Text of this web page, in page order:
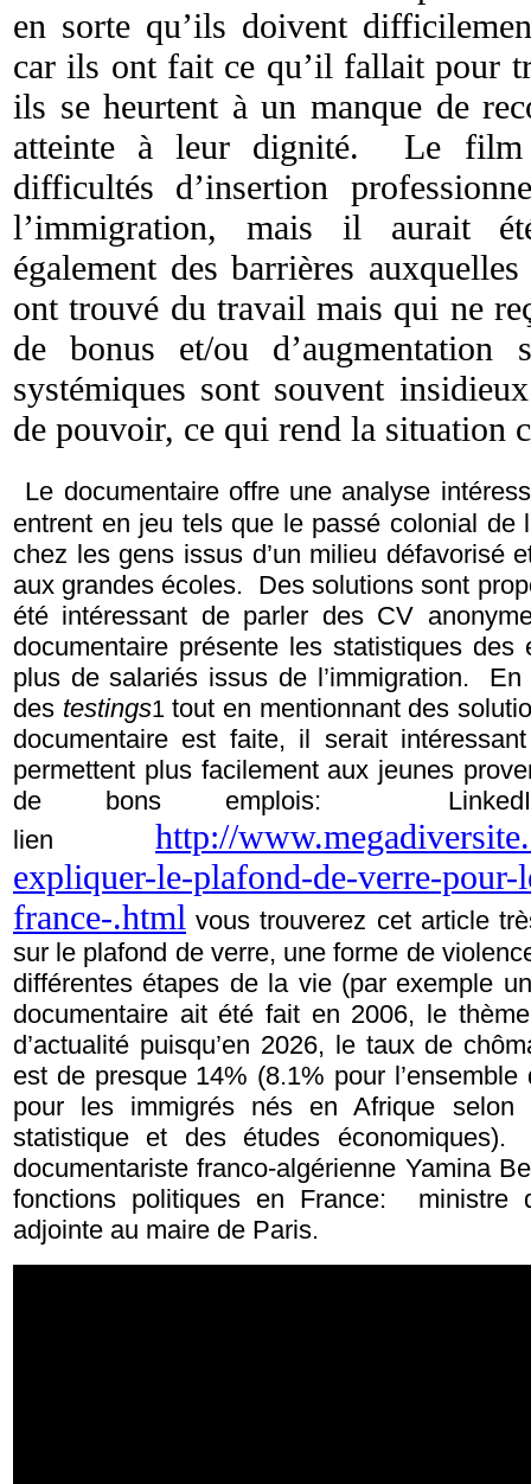
en sorte qu’ils doivent
car ils ont fait ce qu’il fallait pour
ils se heurtent à un manque de
atteinte à leur dignité. Le film
difficultés d’insertion
l’immigration, mais il aurait
également des barrières
ont trouvé du travail mais qui ne
de bonus et/ou
systémiques sont souvent
de pouvoir, ce qui rend la situation
Le documentaire offre une analyse
entrent en jeu tels que le passé colonial de
chez les gens issus d’un milieu défavorisé
aux grandes écoles. Des solutions sont
été intéressant de parler des CV
documentaire présente les statistiques
plus de salariés issus de l’immigration.
des testings1tout en mentionnant des
documentaire est faite, il serait
permettent plus facilement aux jeunes
de bons emplois:
lien http://
expliquer-le-plafond-de-verre-pour-
france-.html vous trouverez cet article
sur le plafond de verre, une forme de
différentes étapes de la vie (par exemple
documentaire ait été fait en 2006, le
d’actualité puisqu’en 2026, le taux de
est de presque 14% (8.1% pour
pour les immigrés nés en Afrique selon
statistique et des études
documentariste franco-algérienne Yamina
fonctions politiques en France: ministre
adjointe au maire de Paris.